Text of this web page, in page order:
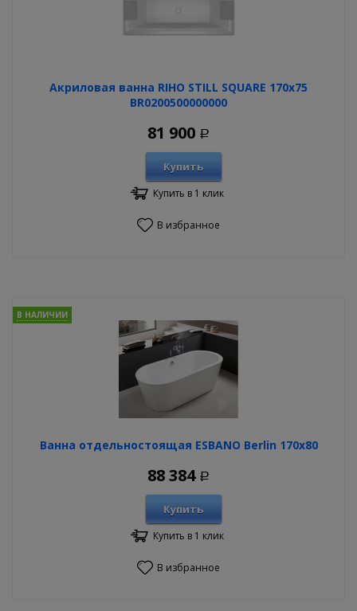
Акриловая ванна RIHO STILL SQUARE 170х75
BR0200500000000
81 900 Р
Купить
Купить в 1 клик
В избранное
Ванна отдельностоящая ESBANO Berlin 170х80
В НАЛИЧИИ
88 384 Р
Купить
Купить в 1 клик
В избранное